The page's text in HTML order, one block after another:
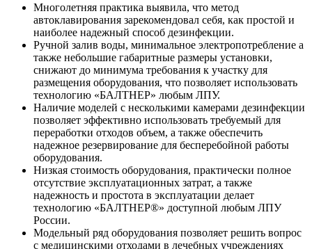
Многолетняя практика выявила, что метод
автоклавирования зарекомендовал себя, как простой и
наиболее надежный способ дезинфекции.
Ручной залив воды, минимальное электропотребление а
также небольшие габаритные размеры установки,
снижают до минимума требования к участку для
размещения оборудования, что позволяет использовать
технологию «БАЛТНЕР» любым ЛПУ.
Наличие моделей с несколькими камерами дезинфекции
позволяет эффективно использовать требуемый для
переработки отходов объем, а также обеспечить
надежное резервирование для бесперебойной работы
оборудования.
Низкая стоимость оборудования, практически полное
отсутствие эксплуатационных затрат, а также
надежность и простота в эксплуатации делает
технологию «БАЛТНЕР®» доступной любым ЛПУ
России.
Модельный ряд оборудования позволяет решить вопрос
с медицинскими отходами в лечебных учреждениях